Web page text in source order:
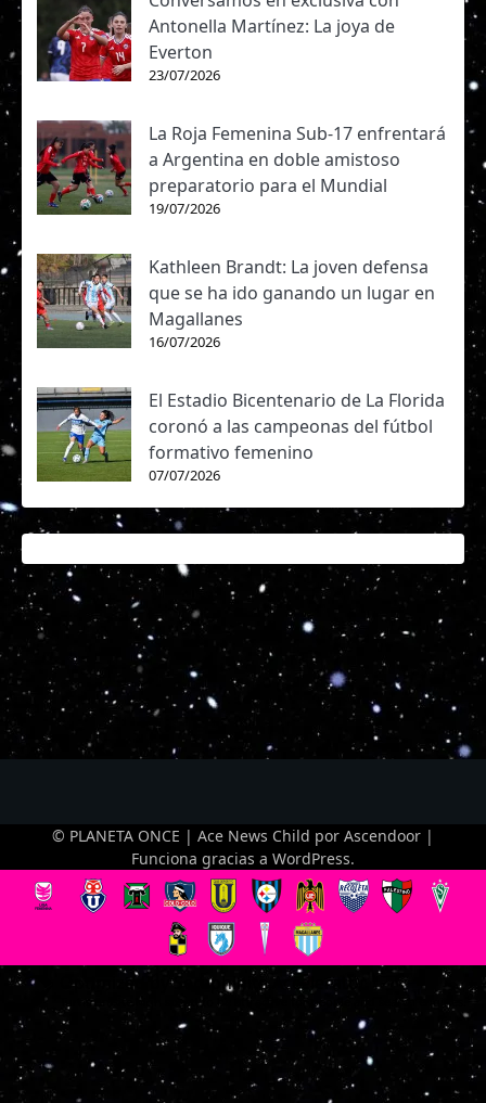
Antonella Martínez: La joya de
Everton
23/07/2026
La Roja Femenina Sub-17 enfrentará
a Argentina en doble amistoso
preparatorio para el Mundial
19/07/2026
Kathleen Brandt: La joven defensa
que se ha ido ganando un lugar en
Magallanes
16/07/2026
El Estadio Bicentenario de La Florida
coronó a las campeonas del fútbol
formativo femenino
07/07/2026
© PLANETA ONCE | Ace News Child por Ascendoor |
Funciona gracias a WordPress.
Optimized by Seraphinite Accelerator
Turns on site high speed to be attractive for people and search engines.